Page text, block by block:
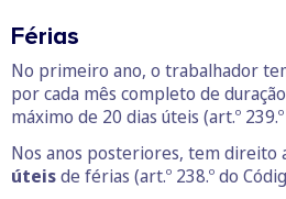
Férias
No primeiro ano, o trabalhador
por cada mês completo de
máximo de 20 dias úteis (art.º
Nos anos posteriores, tem direito
úteisde férias (art.º 238.º do